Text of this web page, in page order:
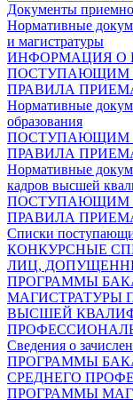
Документы
Нормативные
и магистратуры
ИНФОРМАЦИЯ О
ПОСТУПАЮЩИМ
ПРАВИЛА
Нормативные
образования
ПОСТУПАЮЩИМ
ПРАВИЛА
Нормативные
кадров высшей
ПОСТУПАЮЩИМ
ПРАВИЛА
Списки
КОНКУРСНЫЕ
ЛИЦ,
ПРОГРАММЫ
МАГИСТРАТУРЫ
ВЫСШЕЙ
Сведения о
ПРОГРАММЫ
СРЕДНЕГО
ПРОГРАММЫ